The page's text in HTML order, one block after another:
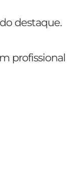
destaque.
profissional